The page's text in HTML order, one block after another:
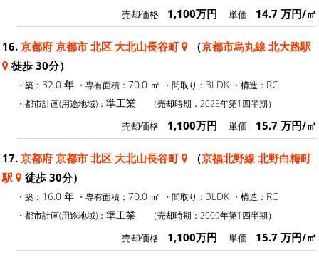
売却価格 1,100万円 単価 14.7 万円/㎡
16. 京都府 京都市 北区 大北山長谷町 （京都市烏丸線 北大路駅
徒歩 30分）
・築： 32.0 年 ・専有面積： 70.0 ㎡ ・間取り： 3LDK ・構造： RC
・都市計画(用途地域)： 準工業 （売却時期：2025年第1四半期）
売却価格 1,100万円 単価 15.7 万円/㎡
17. 京都府 京都市 北区 大北山長谷町 （京福北野線 北野白梅町
駅
徒歩 30分）
・築： 16.0 年 ・専有面積： 70.0 ㎡ ・間取り： 3LDK ・構造： RC
・都市計画(用途地域)： 準工業 （売却時期：2009年第1四半期）
売却価格 1,100万円 単価 15.7 万円/㎡